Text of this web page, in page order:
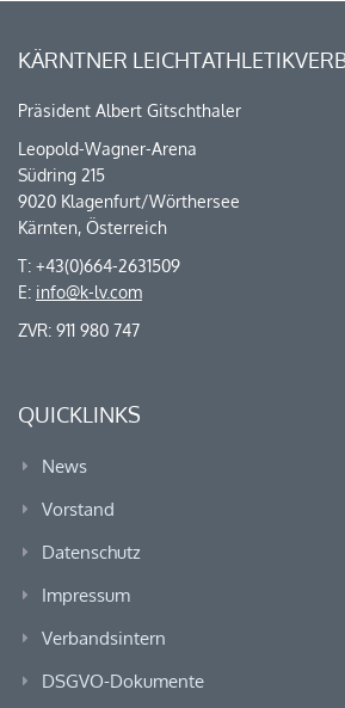
KÄRNTNER
Präsident Albert Gitschthaler
Leopold-Wagner-Arena
Südring 215
9020 Klagenfurt/Wörthersee
Kärnten, Österreich
T: +43(0)664-2631509
E: info@k-lv.com
ZVR: 911 980 747
QUICKLINKS
News
Vorstand
Datenschutz
Impressum
Verbandsintern
DSGVO-Dokumente